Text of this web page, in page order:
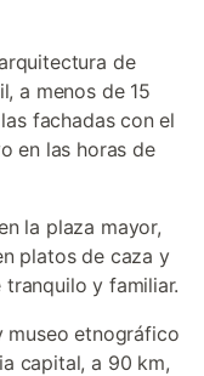
de
a menos de 15
fachadas con el
en las horas de
la plaza mayor,
platos de caza y
y familiar.
museo etnográfico
capital, a 90 km,